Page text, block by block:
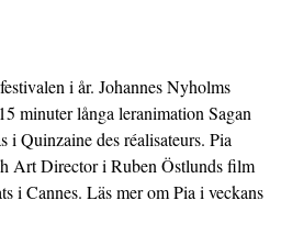
i år. Johannes Nyholms
minuter långa leranimation Sagan
Quinzaine des réalisateurs. Pia
Art Director i Ruben Östlunds film
i Cannes. Läs mer om Pia i veckans